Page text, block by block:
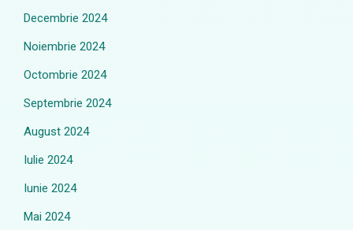
Decembrie 2024
Noiembrie 2024
Octombrie 2024
Septembrie 2024
August 2024
Iulie 2024
Iunie 2024
Mai 2024